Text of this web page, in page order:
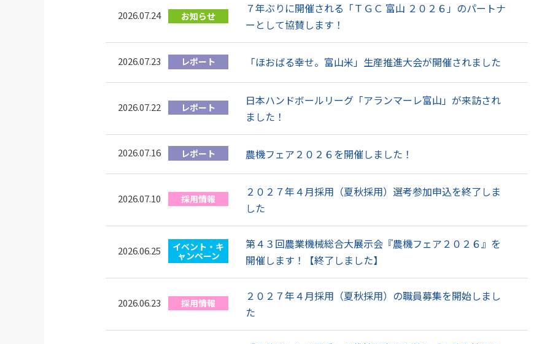
2026.07.24 お知らせ
７年ぶりに開催される「ＴＧＣ 富山 ２０２６」のパートナ
ーとして協賛します！
2026.07.23 レポート 「ほおばる幸せ。富山米」生産推進大会が開催されました
2026.07.22 レポート
日本ハンドボールリーグ「アランマーレ富山」が来訪され
ました！
2026.07.16 レポート 農機フェア２０２６を開催しました！
2026.07.10 採用情報
２０２７年４月採用（夏秋採用）選考参加申込を終了しま
した
2026.06.25 イベント・キ
ャンペーン
第４３回農業機械総合大展示会『農機フェア２０２６』を
開催します！【終了しました】
2026.06.23 採用情報
２０２７年４月採用（夏秋採用）の職員募集を開始しまし
た